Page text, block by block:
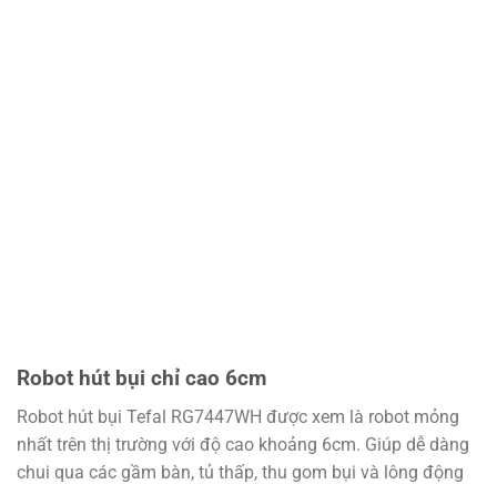
Robot hút bụi chỉ cao 6cm
Robot hút bụi Tefal RG7447WH được xem là robot mỏng
nhất trên thị trường với độ cao khoảng 6cm. Giúp dễ dàng
chui qua các gầm bàn, tủ thấp, thu gom bụi và lông động